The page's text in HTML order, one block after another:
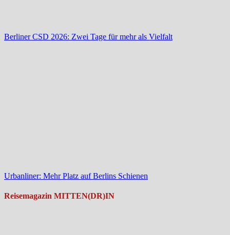
Berliner CSD 2026: Zwei Tage für mehr als Vielfalt
Urbanliner: Mehr Platz auf Berlins Schienen
Reisemagazin MITTEN(DR)IN